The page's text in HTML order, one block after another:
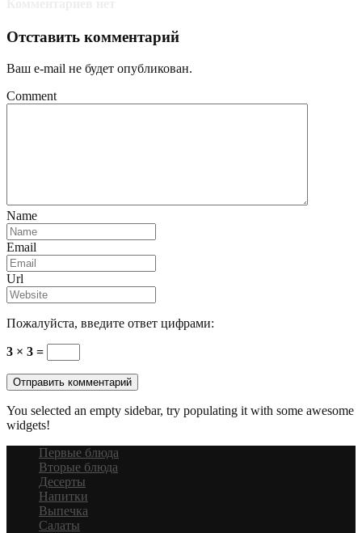
Отставить комментарий
Ваш e-mail не будет опубликован.
Comment
Name
Email
Url
Пожалуйста, введите ответ цифрами:
3 × 3 =
You selected an empty sidebar, try populating it with some awesome
widgets!
Первые блюда
Вторые блюда
Десерты
Напитки
Выпечка
Салаты